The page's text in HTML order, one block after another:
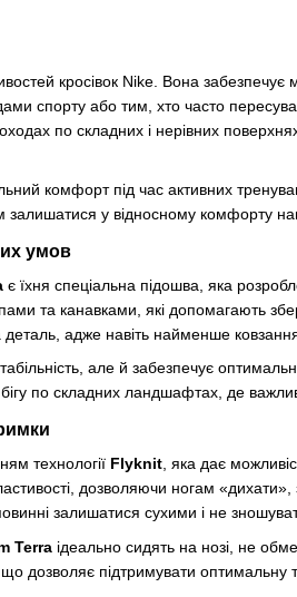
кросівок Nike. Вона
спорту або тим, хто часто
по складних і нерівних
комфорт під час активних
у відносному комфорту
умов
є їхня спеціальна підошва, яка
та канавками, які допомагають
деталь, адже навіть найменше
але й забезпечує
бігу по складних ландшафтах, де
технології Flyknit , яка дає
дозволяючи ногам
залишатися сухими і не
Terra ідеально сидять на нозі, не
дозволяє підтримувати оптимальну